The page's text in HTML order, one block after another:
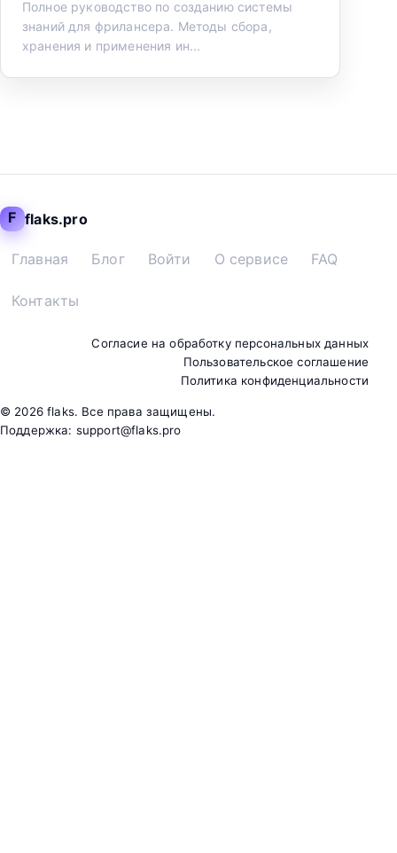
Полное руководство по созданию системы
знаний для фрилансера. Методы сбора,
хранения и применения ин...
F flaks.pro
Главная Блог Войти О сервисе FAQ
Контакты
Согласие на обработку персональных данных
Пользовательское соглашение
Политика конфиденциальности
© 2026flaks. Все права защищены.
Поддержка: support@flaks.pro